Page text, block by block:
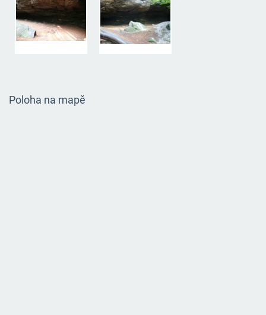
Poloha na mapě